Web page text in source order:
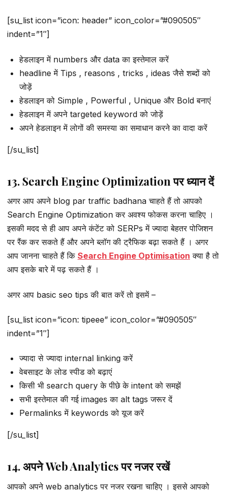
[su_list icon=”icon: header” icon_color=”#090505″
indent=”1″]
हेडलाइन में numbers और data का इस्तेमाल करें
headline में Tips , reasons , tricks , ideas जैसे शब्दों को
जोड़ें
हेडलाइन को Simple , Powerful , Unique और Bold बनाएं
हेडलाइन में अपने targeted keyword को जोड़ें
अपने हेडलाइन में लोगों की समस्या का समाधान करने का वादा करें
[/su_list]
13. Search Engine Optimization पर ध्यान दें
अगर आप अपने blog par traffic badhana चाहते हैं तो आपको
Search Engine Optimization कर अवश्य फोकस करना चाहिए ।
इसकी मदद से ही आप अपने कंटेंट को SERPs में ज्यादा बेहतर पोजिशन
पर रैंक कर सकते हैं और अपने ब्लॉग की ट्रैफिक बढ़ा सकते हैं । अगर
आप जानना चाहते हैं कि Search Engine Optimisation क्या है तो
आप इसके बारे में पढ़ सकते हैं ।
अगर आप basic seo tips की बात करें तो इसमें –
[su_list icon=”icon: tipeee” icon_color=”#090505″
indent=”1″]
ज्यादा से ज्यादा internal linking करें
वेबसाइट के लोड स्पीड को बढ़ाएं
किसी भी search query के पीछे के intent को समझें
सभी इस्तेमाल की गई images का alt tags जरूर दें
Permalinks में keywords को यूज करें
[/su_list]
14. अपने Web Analytics पर नजर रखें
आपको अपने web analytics पर नजर रखना चाहिए । इससे आपको